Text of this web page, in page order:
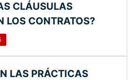
CLÁUSULAS
LOS CONTRATOS?
LAS PRÁCTICAS